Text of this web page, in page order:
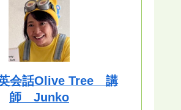
会話Olive Tree 講
師 Junko